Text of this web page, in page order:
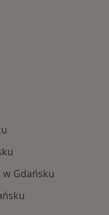
Gdańsku